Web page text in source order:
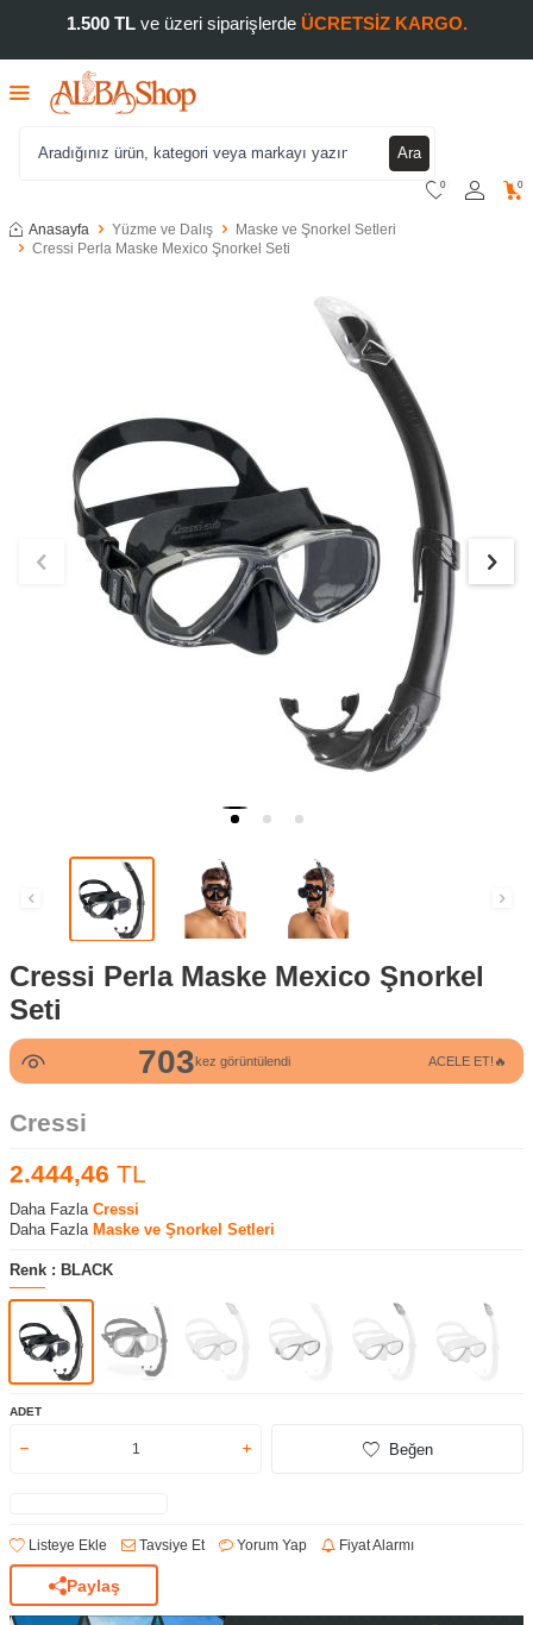
1.500 TLve üzeri siparişlerde ÜCRETSİZ KARGO.
Ara
0 0
Anasayfa Yüzme ve Dalış
Maske ve Şnorkel Setleri
Cressi Perla Maske Mexico Şnorkel Seti
Cressi Perla Maske Mexico Şnorkel
Seti
703kez görüntülendi
42kez satın alındı ACELE ET!🔥
Cressi
2.444,46 TL
Daha Fazla Cressi
Daha Fazla Maske ve Şnorkel Setleri
Renk : BLACK
ADET
Beğen
Listeye Ekle Tavsiye Et Yorum Yap Fiyat Alarmı
Paylaş